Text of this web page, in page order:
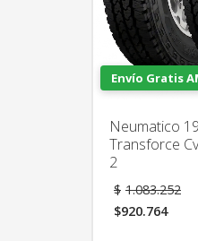
Envío Gratis
Neumatico
Transforce
2
$ 1.083.252
$920.764